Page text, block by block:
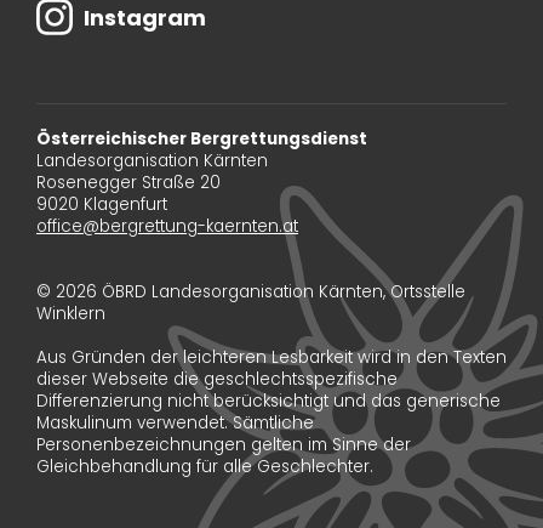
Instagram
Österreichischer Bergrettungsdienst
Landesorganisation Kärnten
Rosenegger Straße 20
9020 Klagenfurt
office@bergrettung-kaernten.at
© 2026 ÖBRD Landesorganisation Kärnten, Ortsstelle
Winklern
Aus Gründen der leichteren Lesbarkeit wird in den Texten
dieser Webseite die geschlechtsspezifische
Differenzierung nicht berücksichtigt und das generische
Maskulinum verwendet. Sämtliche
Personenbezeichnungen gelten im Sinne der
Gleichbehandlung für alle Geschlechter.